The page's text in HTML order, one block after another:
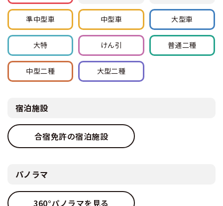
準中型車 中型車 大型車
大特 けん引 普通二種
中型二種 大型二種
宿泊施設
合宿免許の宿泊施設
パノラマ
360°パノラマを見る